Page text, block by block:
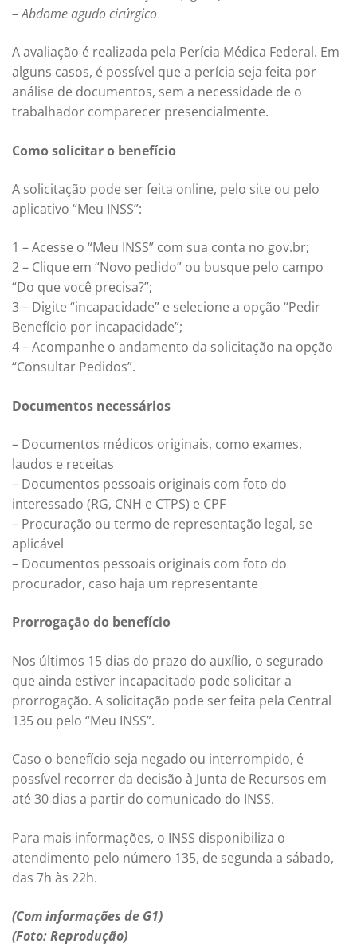
– Abdome agudo cirúrgico
A avaliação é realizada pela Perícia Médica Federal. Em
alguns casos, é possível que a perícia seja feita por
análise de documentos, sem a necessidade de o
trabalhador comparecer presencialmente.
Como solicitar o benefício
A solicitação pode ser feita online, pelo site ou pelo
aplicativo “Meu INSS”:
1 – Acesse o “Meu INSS” com sua conta no gov.br;
2 – Clique em “Novo pedido” ou busque pelo campo
“Do que você precisa?”;
3 – Digite “incapacidade” e selecione a opção “Pedir
Benefício por incapacidade”;
4 – Acompanhe o andamento da solicitação na opção
“Consultar Pedidos”.
Documentos necessários
– Documentos médicos originais, como exames,
laudos e receitas
– Documentos pessoais originais com foto do
interessado (RG, CNH e CTPS) e CPF
– Procuração ou termo de representação legal, se
aplicável
– Documentos pessoais originais com foto do
procurador, caso haja um representante
Prorrogação do benefício
Nos últimos 15 dias do prazo do auxílio, o segurado
que ainda estiver incapacitado pode solicitar a
prorrogação. A solicitação pode ser feita pela Central
135 ou pelo “Meu INSS”.
Caso o benefício seja negado ou interrompido, é
possível recorrer da decisão à Junta de Recursos em
até 30 dias a partir do comunicado do INSS.
Para mais informações, o INSS disponibiliza o
atendimento pelo número 135, de segunda a sábado,
das 7h às 22h.
(Com informações de G1)
(Foto: Reprodução)